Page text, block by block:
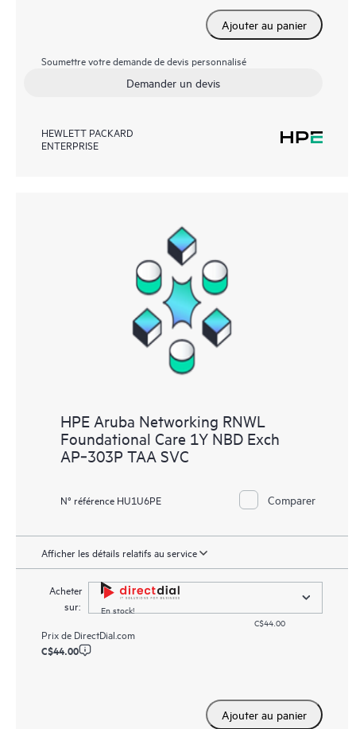
Ajouter au panier
Soumettre votre demande de devis personnalisé
Demander un devis
HEWLETT PACKARD
ENTERPRISE
HPE Aruba Networking RNWL
Foundational Care 1Y NBD Exch
AP‑303P TAA SVC
N° référence HU1U6PE Comparer
Afficher les détails relatifs au service
Acheter
sur:
En stock!
C$44.00
Prix de DirectDial.com
C$44.00
Ajouter au panier